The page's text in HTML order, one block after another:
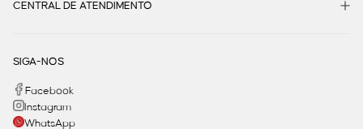
CENTRAL DE ATENDIMENTO
SIGA-NOS
Facebook
Instagram
WhatsApp